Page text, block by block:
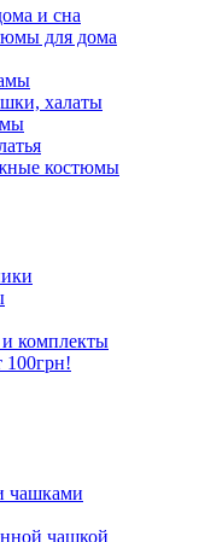
и сна
для дома
халаты
костюмы
комплекты
100грн!
чашками
чашкой